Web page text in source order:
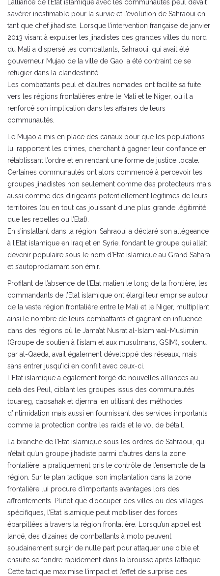
L’alliance de l’Etat islamique avec les communautés peul devait
s’avérer inestimable pour la survie et l’évolution de Sahraoui en
tant que chef jihadiste. Lorsque l’intervention française de janvier
2013 visant à expulser les jihadistes des grandes villes du nord
du Mali a dispersé les combattants, Sahraoui, qui avait été
gouverneur Mujao de la ville de Gao, a été contraint de se
réfugier dans la clandestinité.
Les combattants peul et d’autres nomades ont facilité sa fuite
vers les régions frontalières entre le Mali et le Niger, où il a
renforcé son implication dans les affaires de leurs
communautés.
Le Mujao a mis en place des canaux pour que les populations
lui rapportent les crimes, cherchant à gagner leur confiance en
rétablissant l’ordre et en rendant une forme de justice locale.
Certaines communautés ont alors commencé à percevoir les
groupes jihadistes non seulement comme des protecteurs mais
aussi comme des dirigeants potentiellement légitimes de leurs
territoires (ou en tout cas jouissant d’une plus grande légitimité
que les rebelles ou l’Etat).
En s’installant dans la région, Sahraoui a déclaré son allégeance
à l’Etat islamique en Iraq et en Syrie, fondant le groupe qui allait
devenir populaire sous le nom d’Etat islamique au Grand Sahara
et s’autoproclamant son émir.
Profitant de l’absence de l’Etat malien le long de la frontière, les
commandants de l’Etat islamique ont élargi leur emprise autour
de la vaste région frontalière entre le Mali et le Niger, multipliant
ainsi le nombre de leurs combattants et gagnant en influence
dans des régions où le Jama’at Nusrat al-Islam wal-Muslimin
(Groupe de soutien à l’islam et aux musulmans, GSIM), soutenu
par al-Qaeda, avait également développé des réseaux, mais
sans entrer jusqu’ici en conflit avec ceux-ci.
L’Etat islamique a également forgé de nouvelles alliances au-
delà des Peul, ciblant les groupes issus des communautés
touareg, daosahak et djerma, en utilisant des méthodes
d’intimidation mais aussi en fournissant des services importants
comme la protection contre les raids et le vol de bétail.
La branche de l’Etat islamique sous les ordres de Sahraoui, qui
n’était qu’un groupe jihadiste parmi d’autres dans la zone
frontalière, a pratiquement pris le contrôle de l’ensemble de la
région. Sur le plan tactique, son implantation dans la zone
frontalière lui procure d’importants avantages lors des
affrontements. Plutôt que d’occuper des villes ou des villages
spécifiques, l’Etat islamique peut mobiliser des forces
éparpillées à travers la région frontalière. Lorsqu’un appel est
lancé, des dizaines de combattants à moto peuvent
soudainement surgir de nulle part pour attaquer une cible et
ensuite se fondre rapidement dans la brousse après l’attaque.
Cette tactique maximise l’impact et l’effet de surprise des